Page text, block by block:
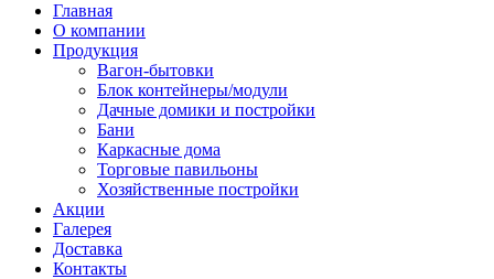
Главная
О компании
Продукция
Вагон-бытовки
Блок контейнеры/модули
Дачные домики и постройки
Бани
Каркасные дома
Торговые павильоны
Хозяйственные постройки
Акции
Галерея
Доставка
Контакты